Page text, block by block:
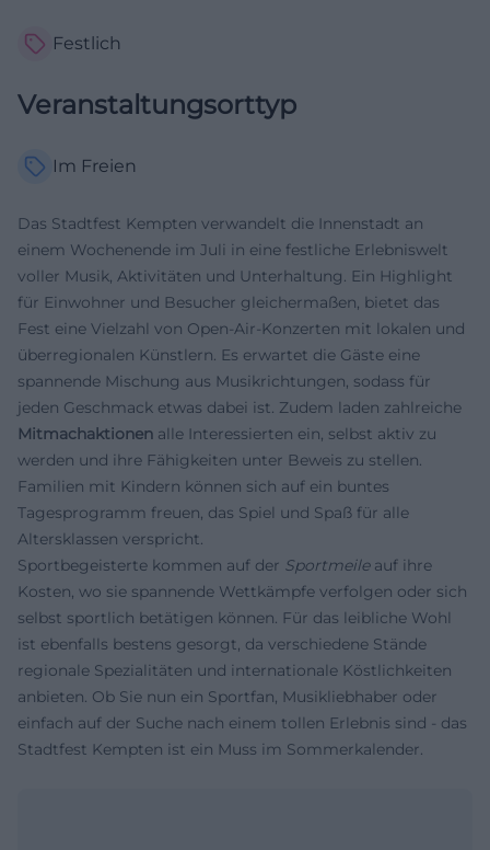
Festlich
Veranstaltungsorttyp
Im Freien
Das Stadtfest Kempten verwandelt die Innenstadt an
einem Wochenende im Juli in eine festliche Erlebniswelt
voller Musik, Aktivitäten und Unterhaltung. Ein Highlight
für Einwohner und Besucher gleichermaßen, bietet das
Fest eine Vielzahl von Open-Air-Konzerten mit lokalen und
überregionalen Künstlern. Es erwartet die Gäste eine
spannende Mischung aus Musikrichtungen, sodass für
jeden Geschmack etwas dabei ist. Zudem laden zahlreiche
Mitmachaktionen alle Interessierten ein, selbst aktiv zu
werden und ihre Fähigkeiten unter Beweis zu stellen.
Familien mit Kindern können sich auf ein buntes
Tagesprogramm freuen, das Spiel und Spaß für alle
Altersklassen verspricht.
Sportbegeisterte kommen auf der Sportmeileauf ihre
Kosten, wo sie spannende Wettkämpfe verfolgen oder sich
selbst sportlich betätigen können. Für das leibliche Wohl
ist ebenfalls bestens gesorgt, da verschiedene Stände
regionale Spezialitäten und internationale Köstlichkeiten
anbieten. Ob Sie nun ein Sportfan, Musikliebhaber oder
einfach auf der Suche nach einem tollen Erlebnis sind - das
Stadtfest Kempten ist ein Muss im Sommerkalender.